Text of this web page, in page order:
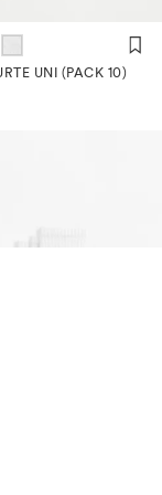
UNI (PACK 10)
prețuri